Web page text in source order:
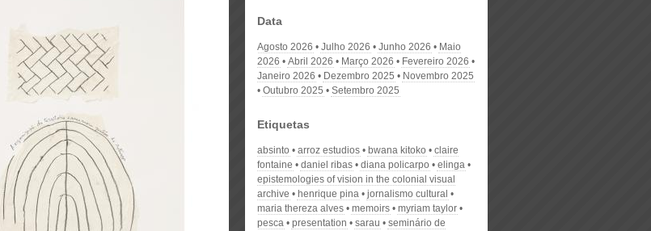
Data
Agosto 2026 Julho 2026 Junho 2026
Maio
2026
Abril 2026 Março 2026
Fevereiro 2026
Janeiro 2026
Dezembro 2025
Novembro 2025
Outubro 2025
Setembro 2025
Etiquetas
absinto arroz estudios bwana kitoko
claire
fontaine
daniel ribas diana policarpo
elinga
epistemologies of vision in the colonial visual
archive
henrique pina
jornalismo cultural
maria thereza alves
memoirs
myriam taylor
pesca
presentation sarau
seminário de